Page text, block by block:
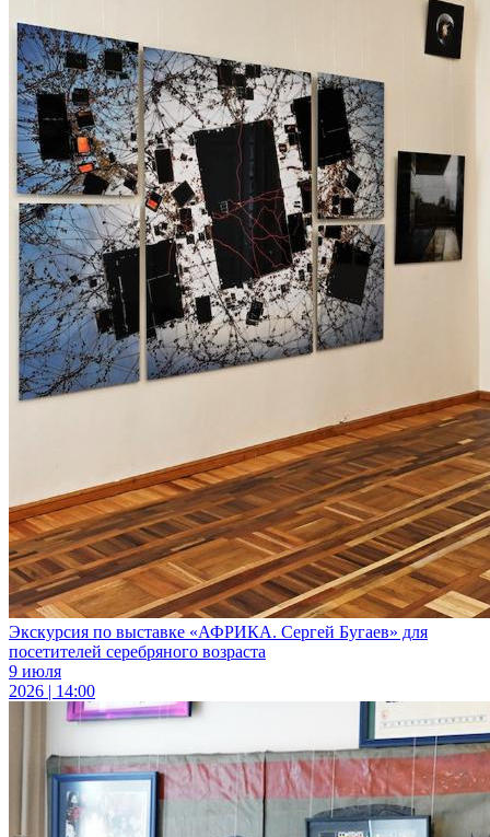
Экскурсия по выставке «АФРИКА. Сергей Бугаев» для
посетителей серебряного возраста
9 июля
2026 | 14:00